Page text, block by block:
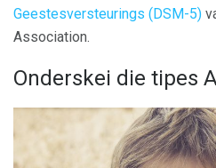
Geestesversteurings (DSM-5)
Association.
Onderskei die tipes